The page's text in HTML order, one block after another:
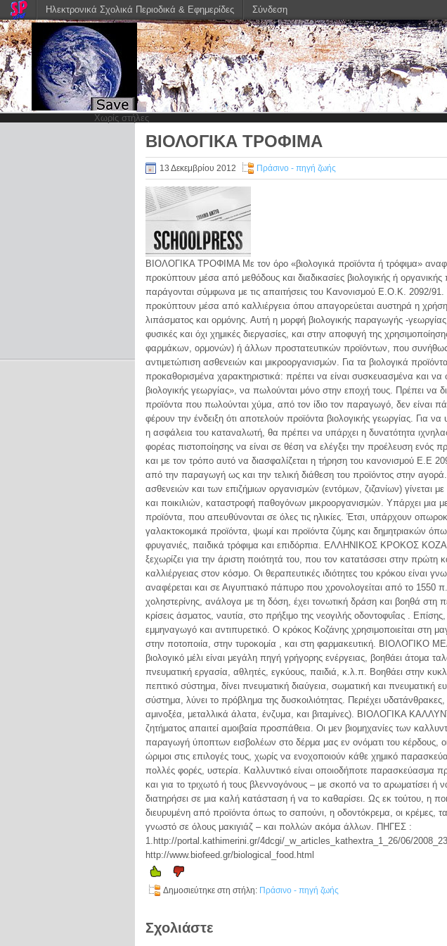
Χωρίς στήλες
ΒΙΟΛΟΓΙΚΑ ΤΡΟΦΙΜΑ
13 Δεκεμβρίου 2012 Πράσινο - πηγή ζωής
ΒΙΟΛΟΓΙΚΑ ΤΡΟΦΙΜΑ Με τον όρο «βιολογικά προϊόντα ή τρόφιμα»
προκύπτουν μέσα από μεθόδους και διαδικασίες βιολογικής ή
παράγονται σύμφωνα με τις απαιτήσεις του Κανονισμού Ε.Ο.Κ. 2092/91.
προκύπτουν μέσα από καλλιέργεια όπου απαγορεύεται αυστηρά η
λιπάσματος και ορμόνης. Αυτή η μορφή βιολογικής παραγωγής -γεωργίας
φυσικές και όχι χημικές διεργασίες, και στην αποφυγή της
φαρμάκων, ορμονών) ή άλλων προστατευτικών προϊόντων, που συνήθως
αντιμετώπιση ασθενειών και μικροοργανισμών. Για τα βιολογικά
προκαθορισμένα χαρακτηριστικά: πρέπει να είναι συσκευασμένα και να
βιολογικής γεωργίας», να πωλούνται μόνο στην εποχή τους. Πρέπει να
προϊόντα που πωλούνται χύμα, από τον ίδιο τον παραγωγό, δεν είναι
φέρουν την ένδειξη ότι αποτελούν προϊόντα βιολογικής γεωργίας. Για
η ασφάλεια του καταναλωτή, θα πρέπει να υπάρχει η δυνατότητα
φορέας πιστοποίησης να είναι σε θέση να ελέγξει την προέλευση ενός
και με τον τρόπο αυτό να διασφαλίζεται η τήρηση του κανονισμού Ε.Ε
από την παραγωγή ως και την τελική διάθεση του προϊόντος στην
ασθενειών και των επιζήμιων οργανισμών (εντόμων, ζιζανίων) γίνεται
και ποικιλιών, καταστροφή παθογόνων μικροοργανισμών. Υπάρχει μια
προϊόντα, που απευθύνονται σε όλες τις ηλικίες. Έτσι, υπάρχουν
γαλακτοκομικά προϊόντα, ψωμί και προϊόντα ζύμης και δημητριακών
φρυγανιές, παιδικά τρόφιμα και επιδόρπια. ΕΛΛΗΝΙΚΟΣ ΚΡΟΚΟΣ
ξεχωρίζει για την άριστη ποιότητά του, που τον κατατάσσει στην πρώτη
καλλιέργειας στον κόσμο. Οι θεραπευτικές ιδιότητες του κρόκου είναι
αναφέρεται και σε Αιγυπτιακό πάπυρο που χρονολογείται από το 1550
χοληστερίνης, ανάλογα με τη δόση, έχει τονωτική δράση και βοηθά
κρίσεις άσματος, ναυτία, στο πρήξιμο της νεογιλής οδοντοφυΐας .
εμμηναγωγό και αντιπυρετικό. Ο κρόκος Κοζάνης χρησιμοποιείται στη
στην ποτοποιία, στην τυροκομία , και στη φαρμακευτική. ΒΙΟΛΟΓΙΚΟ
βιολογικό μέλι είναι μεγάλη πηγή γρήγορης ενέργειας, βοηθάει άτομα
πνευματική εργασία, αθλητές, εγκύους, παιδιά, κ.λ.π. Βοηθάει στην
πεπτικό σύστημα, δίνει πνευματική διαύγεια, σωματική και πνευματική
σύστημα, λύνει το πρόβλημα της δυσκοιλιότητας. Περιέχει
αμινοξέα, μεταλλικά άλατα, ένζυμα, και βιταμίνες). ΒΙΟΛΟΓΙΚΑ
ζητήματος απαιτεί αμοιβαία προσπάθεια. Οι μεν βιομηχανίες των
παραγωγή ύποπτων εισβολέων στο δέρμα μας εν ονόματι του κέρδους,
ώριμοι στις επιλογές τους, χωρίς να ενοχοποιούν κάθε χημικό
πολλές φορές, υστερία. Καλλυντικό είναι οποιοδήποτε παρασκεύασμα
και για το τριχωτό ή τους βλεννογόνους – με σκοπό να το αρωματίσει ή
διατηρήσει σε μια καλή κατάσταση ή να το καθαρίσει. Ως εκ τούτου, η
διευρυμένη από προϊόντα όπως το σαπούνι, η οδοντόκρεμα, οι κρέμες,
γνωστό σε όλους μακιγιάζ – και πολλών ακόμα άλλων. ΠΗΓΕΣ :
1.http://portal.kathimerini.gr/4dcgi/_w_articles_kathextra_1_26/06/
http://www.biofeed.gr/biological_food.html
Δημοσιεύτηκε στη στήλη: Πράσινο - πηγή ζωής
Σχολιάστε
Ηλεκτρονικά Σχολικά Περιοδικά & Εφημερίδες Σύνδεση